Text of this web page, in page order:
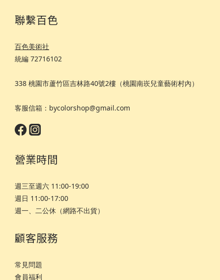
聯繫百色
百色美術社
統編 72716102
338 桃園市蘆竹區吉林路40號2樓（桃園南崁兒童藝術村內）
客服信箱：bycolorshop@gmail.com
營業時間
週三至週六 11:00-19:00
週日 11:00-17:00
週一、二公休（網路不出貨）
顧客服務
常見問題
會員福利